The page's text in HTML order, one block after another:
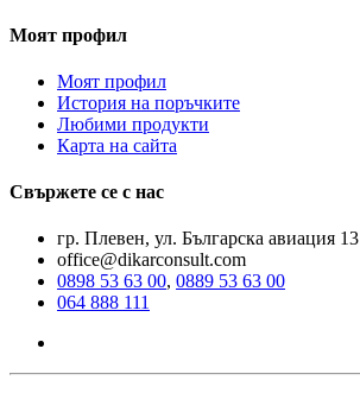
Моят профил
Моят профил
История на поръчките
Любими продукти
Карта на сайта
Свържете се с нас
гр. Плевен, ул. Българска авиация 13
office@dikarconsult.com
0898 53 63 00, 0889 53 63 00
064 888 111